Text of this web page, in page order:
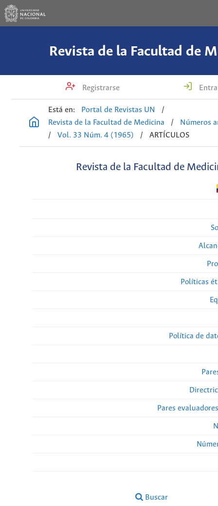
Revista de la Facultad de
Registrarse
Está en: Portal de Revistas UN
/
Revista de la Facultad de Medicina
/
Números
/
Vol. 33 Núm. 4 (1965) / ARTÍCULOS
Revista de la Facultad de
Políticas
Política de
Pares
Buscar